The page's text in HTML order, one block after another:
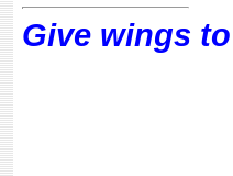
Give wings